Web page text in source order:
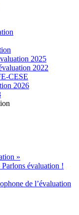
2025
2022
CESE
2026
»
évaluation !
de l’évaluation